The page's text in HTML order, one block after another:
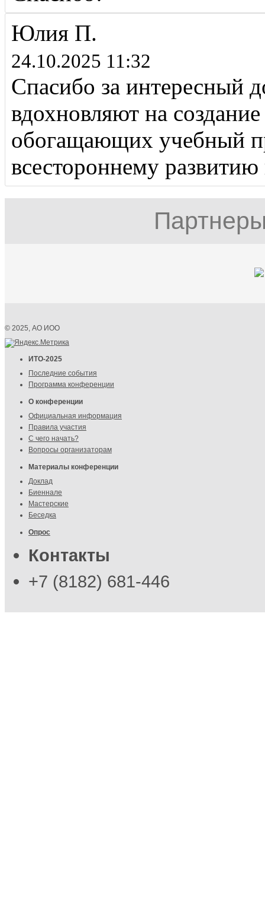
Юлия П.
24.10.2025 11:32
Спасибо за интересный
вдохновляют на
обогащающих учебный
всестороннему
© 2025, АО ИОО
ИТО-2025
Последние события
Программа конференции
О конференции
Официальная информация
Правила участия
С чего начать?
Вопросы организаторам
Материалы конференции
Доклад
Биеннале
Мастерские
Беседка
Опрос
Контакты
+7 (8182) 681-446